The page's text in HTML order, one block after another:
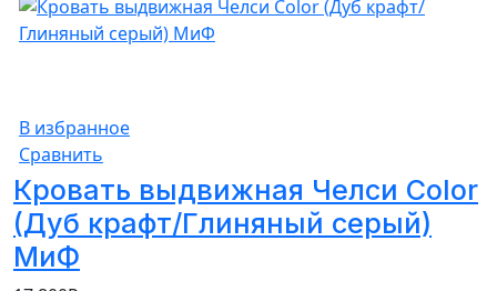
В избранное
Сравнить
Кровать выдвижная Челси Color
(Дуб крафт/Глиняный серый)
МиФ